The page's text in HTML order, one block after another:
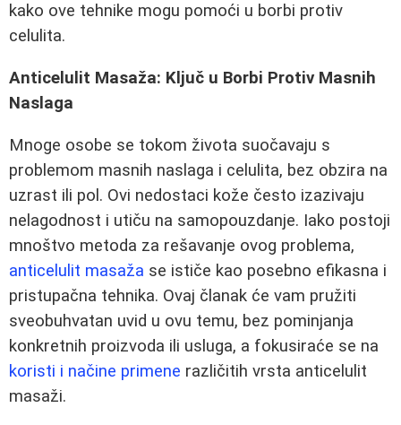
kako ove tehnike mogu pomoći u borbi protiv
celulita.
Anticelulit Masaža: Ključ u Borbi Protiv Masnih
Naslaga
Mnoge osobe se tokom života suočavaju s
problemom masnih naslaga i celulita, bez obzira na
uzrast ili pol. Ovi nedostaci kože često izazivaju
nelagodnost i utiču na samopouzdanje. Iako postoji
mnoštvo metoda za rešavanje ovog problema,
anticelulit masaža se ističe kao posebno efikasna i
pristupačna tehnika. Ovaj članak će vam pružiti
sveobuhvatan uvid u ovu temu, bez pominjanja
konkretnih proizvoda ili usluga, a fokusiraće se na
koristi i načine primene različitih vrsta anticelulit
masaži.